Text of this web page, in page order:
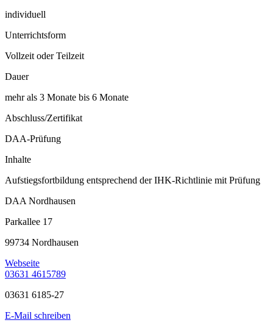
individuell
Unterrichtsform
Vollzeit oder Teilzeit
Dauer
mehr als 3 Monate bis 6 Monate
Abschluss/Zertifikat
DAA-Prüfung
Inhalte
Aufstiegsfortbildung entsprechend der IHK-Richtlinie mit Prüfung
DAA Nordhausen
Parkallee 17
99734 Nordhausen
Webseite
03631 4615789
03631 6185-27
E-Mail schreiben